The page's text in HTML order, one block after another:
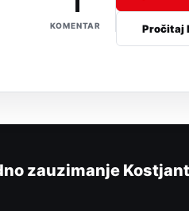
KOMENTAR Pročitaj
zauzimanje